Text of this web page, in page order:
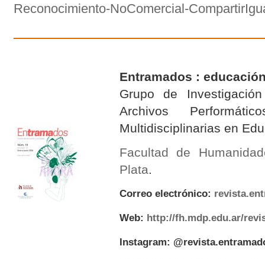
Reconocimiento-NoComercial-
Entramados :
Grupo de
Archivos
Multidisciplinarias en
Facultad de
Plata.
Correo electrónico:
Web: http://fh.mdp.edu.ar/
Instagram: